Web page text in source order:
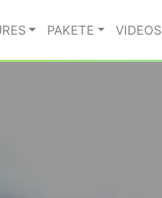
PAKETE VIDEOS